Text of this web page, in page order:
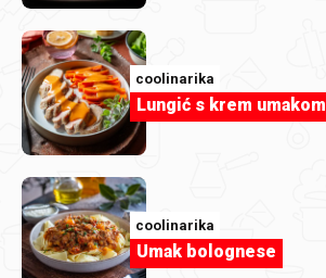
coolinarika
Šareni voćni sladoled
coolinarika
Lungić s krem umakom
coolinarika
Umak bolognese